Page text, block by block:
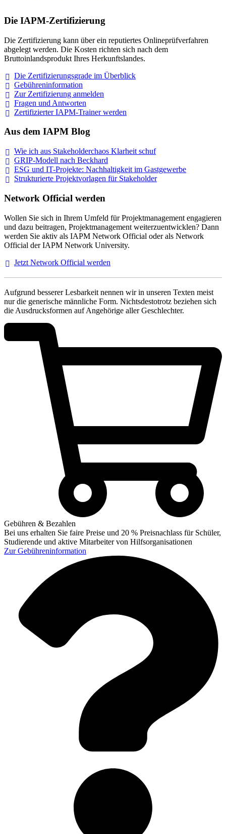
Die IAPM-Zertifizierung
Die Zertifizierung kann über ein reputiertes Onlineprüfverfahren
abgelegt werden. Die Kosten richten sich nach dem
Bruttoinlandsprodukt Ihres Herkunftslandes.
Die Zertifizierungsgrade im Überblick
Gebühreninformation
Zur Zertifizierung anmelden
Fragen und Antworten
Zertifizierter IAPM-Trainerwerden
Aus dem IAPM Blog
Wie ich aus Stakeholderchaos Klarheit schuf
GRIP-Modell nach Beckhard
ESG und IT-Projekte: Nachhaltigkeit im Gastgewerbe
Strukturierte Projektvorlagen für Stakeholder
Network Official werden
Wollen Sie sich in Ihrem Umfeld für Projektmanagement engagieren
und dazu beitragen, Projektmanagement weiterzuentwicklen? Dann
werden Sie aktiv als IAPM Network Official oder als Network
Official der IAPM Network University.
Jetzt Network Official werden
Aufgrund besserer Lesbarkeit nennen wir in unseren Texten meist
nur die generische männliche Form. Nichtsdestotrotz beziehen sich
die Ausdrucksformen auf Angehörige aller Geschlechter.
Gebühren & Bezahlen
Bei uns erhalten Sie faire Preise und 20 % Preisnachlass für Schüler,
Studierende und aktive Mitarbeiter von Hilfsorganisationen
ZurGebühreninformation